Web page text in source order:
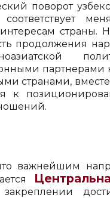
поворот
страны.
продолжения
партнерами
странами, вместе
к
важнейшим